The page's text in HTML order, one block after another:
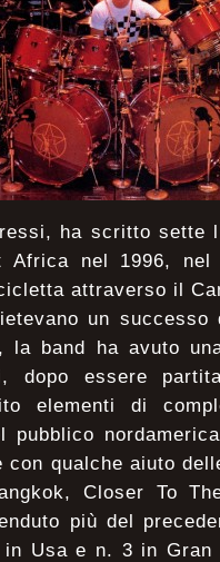
ha scritto sette
Africa nel 1996, nel
attraverso il
un successo
la band ha avuto
dopo essere
elementi di
pubblico
con qualche aiuto
Closer To
più del
Usa e n. 3 in Gran